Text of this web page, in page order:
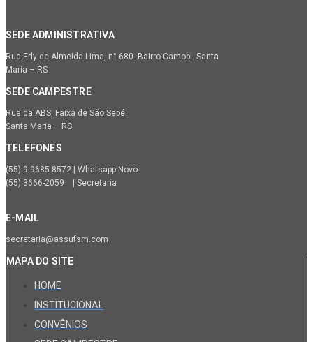
SEDE ADMINISTRATIVA
Rua Erly de Almeida Lima, n° 680. Bairro Camobi. Santa
Maria – RS
SEDE CAMPESTRE
Rua da ABS, Faixa de São Sepé.
Santa Maria – RS
TELEFONES
(55) 9.9685-8572 | Whatsapp Novo
(55) 3666-2059 | Secretaria
E-MAIL
secretaria@assufsm.com
MAPA DO SITE
HOME
INSTITUCIONAL
CONVÊNIOS